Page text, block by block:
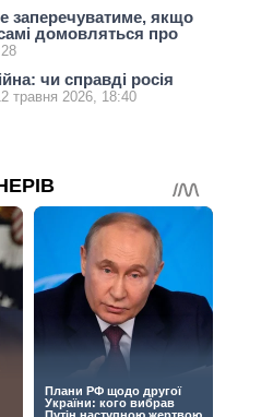
заперечуватиме, якщо
домовляться про
чи справді росія
травня 2026, 18:40